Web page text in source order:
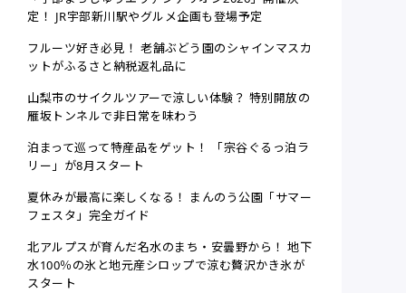
定！ JR宇部新川駅やグルメ企画も登場予定
フルーツ好き必見！ 老舗ぶどう園のシャインマスカ
ットがふるさと納税返礼品に
山梨市のサイクルツアーで涼しい体験？ 特別開放の
雁坂トンネルで非日常を味わう
泊まって巡って特産品をゲット！ 「宗谷ぐるっ泊ラ
リー」が8月スタート
夏休みが最高に楽しくなる！ まんのう公園「サマー
フェスタ」完全ガイド
北アルプスが育んだ名水のまち・安曇野から！ 地下
水100％の氷と地元産シロップで涼む贅沢かき氷が
スタート